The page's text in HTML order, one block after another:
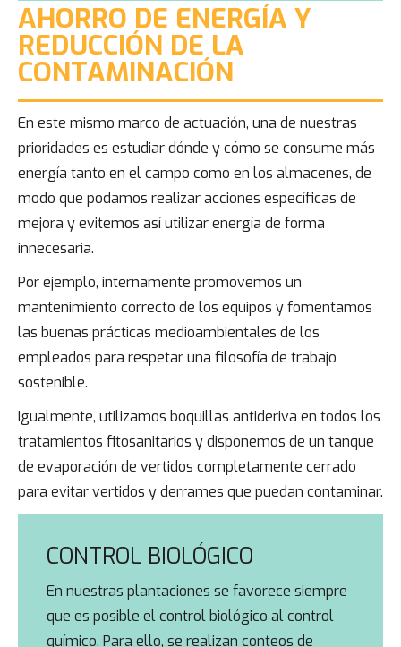
AHORRO DE ENERGÍA Y
REDUCCIÓN DE LA
CONTAMINACIÓN
En este mismo marco de actuación, una de nuestras
prioridades es estudiar dónde y cómo se consume más
energía tanto en el campo como en los almacenes, de
modo que podamos realizar acciones específicas de
mejora y evitemos así utilizar energía de forma
innecesaria.
Por ejemplo, internamente promovemos un
mantenimiento correcto de los equipos y fomentamos
las buenas prácticas medioambientales de los
empleados para respetar una filosofía de trabajo
sostenible.
Igualmente, utilizamos boquillas antideriva en todos los
tratamientos fitosanitarios y disponemos de un tanque
de evaporación de vertidos completamente cerrado
para evitar vertidos y derrames que puedan contaminar.
CONTROL BIOLÓGICO
En nuestras plantaciones se favorece siempre
que es posible el control biológico al control
químico. Para ello, se realizan conteos de